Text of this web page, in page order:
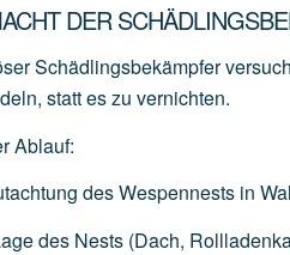
DER
Schädlingsbekämpfer
, statt es zu vernichten.
Ablauf:
des Wespennests in
des Nests (Dach,